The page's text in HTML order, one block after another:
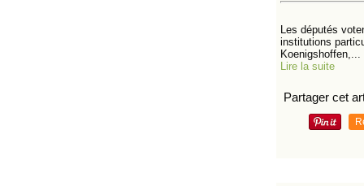
Les députés
institutions
Koenigshoffen,...
Lire la suite
Partager cet